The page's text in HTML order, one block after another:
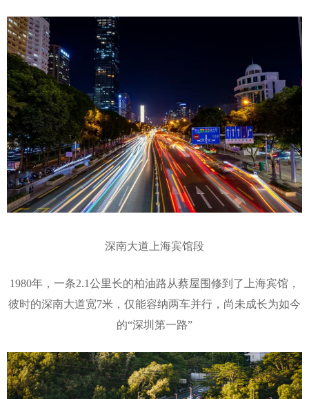
深南大道上海宾馆段
1980年，一条2.1公里长的柏油路从蔡屋围修到了上海宾馆，
彼时的深南大道宽7米，仅能容纳两车并行，尚未成长为如今
的“深圳第一路”